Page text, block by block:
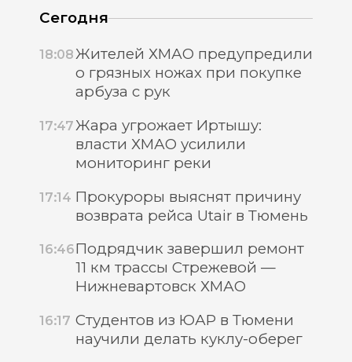
Сегодня
18:08Жителей ХМАО предупредили
о грязных ножах при покупке
арбуза с рук
17:47Жара угрожает Иртышу:
власти ХМАО усилили
мониторинг реки
17:14 Прокуроры выяснят причину
возврата рейса Utair в Тюмень
16:46Подрядчик завершил ремонт
11 км трассы Стрежевой —
Нижневартовск ХМАО
16:17 Студентов из ЮАР в Тюмени
научили делать куклу-оберег